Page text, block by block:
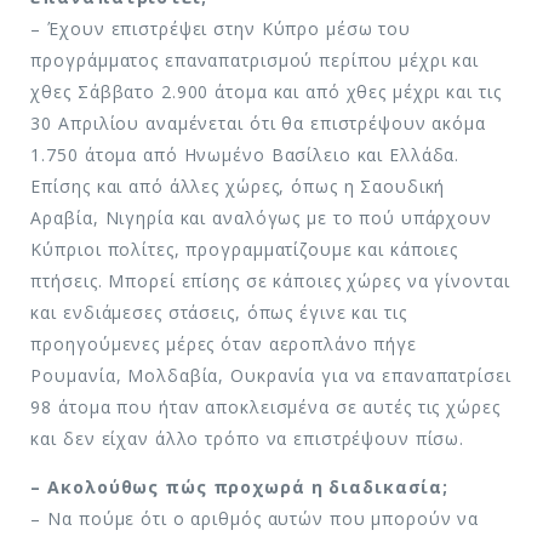
– Έχουν επιστρέψει στην Κύπρο μέσω του
προγράμματος επαναπατρισμού περίπου μέχρι και
χθες Σάββατο 2.900 άτομα και από χθες μέχρι και τις
30 Απριλίου αναμένεται ότι θα επιστρέψουν ακόμα
1.750 άτομα από Ηνωμένο Βασίλειο και Ελλάδα.
Επίσης και από άλλες χώρες, όπως η Σαουδική
Αραβία, Νιγηρία και αναλόγως με το πού υπάρχουν
Κύπριοι πολίτες, προγραμματίζουμε και κάποιες
πτήσεις. Μπορεί επίσης σε κάποιες χώρες να γίνονται
και ενδιάμεσες στάσεις, όπως έγινε και τις
προηγούμενες μέρες όταν αεροπλάνο πήγε
Ρουμανία, Μολδαβία, Ουκρανία για να επαναπατρίσει
98 άτομα που ήταν αποκλεισμένα σε αυτές τις χώρες
και δεν είχαν άλλο τρόπο να επιστρέψουν πίσω.
– Ακολούθως πώς προχωρά η διαδικασία;
– Να πούμε ότι ο αριθμός αυτών που μπορούν να